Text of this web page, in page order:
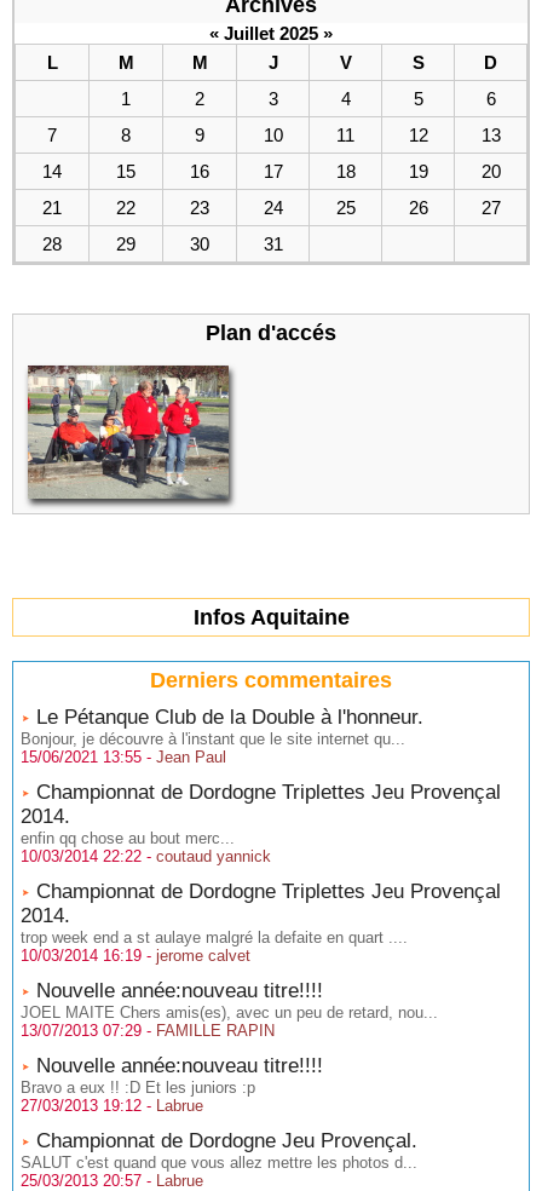
« Juillet 2025 »
L
M M J V S
D
1
2 3 4 5
6
7
8 9 10 11 12
13
14
15 16 17 18 19
20
21
22 23 24 25 26
27
28
29 30 31
Plan d'accés
Infos Aquitaine
Derniers commentaires
Le Pétanque Club de la Double à l'honneur.
Bonjour, je découvre à l'instant que le site internet qu...
15/06/2021 13:55 - Jean Paul
Championnat de Dordogne Triplettes Jeu Provençal
2014.
enfin qq chose au bout merc...
10/03/2014 22:22 - coutaud yannick
Championnat de Dordogne Triplettes Jeu Provençal
2014.
trop week end a st aulaye malgré la defaite en quart ....
10/03/2014 16:19 - jerome calvet
Nouvelle année:nouveau titre!!!!
JOEL MAITE Chers amis(es), avec un peu de retard, nou...
13/07/2013 07:29 - FAMILLE RAPIN
Nouvelle année:nouveau titre!!!!
Bravo a eux !! :D Et les juniors :p
27/03/2013 19:12 - Labrue
Championnat de Dordogne Jeu Provençal.
SALUT c'est quand que vous allez mettre les photos d...
25/03/2013 20:57 - Labrue